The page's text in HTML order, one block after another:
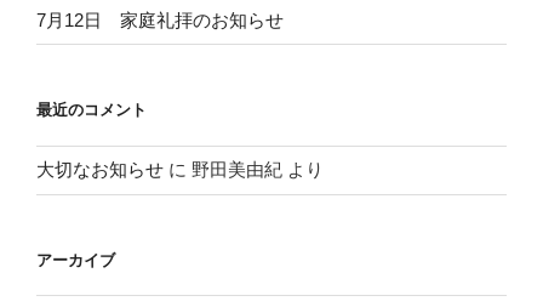
7月12日 家庭礼拝のお知らせ
最近のコメント
大切なお知らせ に 野田美由紀 より
アーカイブ